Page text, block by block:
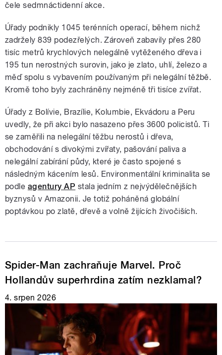
čele sedmnáctidenní akce.
Úřady podnikly 1045 terénních operací, během nichž
zadržely 839 podezřelých. Zároveň zabavily přes 280
tisíc metrů krychlových nelegálně vytěženého dřeva i
195 tun nerostných surovin, jako je zlato, uhlí, železo a
měď spolu s vybavením používaným při nelegální těžbě.
Kromě toho byly zachráněny nejméně tři tisíce zvířat.
Úřady z Bolívie, Brazílie, Kolumbie, Ekvádoru a Peru
uvedly, že při akci bylo nasazeno přes 3600 policistů. Ti
se zaměřili na nelegální těžbu nerostů i dřeva,
obchodování s divokými zvířaty, pašování paliva a
nelegální zabírání půdy, které je často spojené s
následným kácením lesů. Environmentální kriminalita se
podle agentury AP stala jedním z nejvýdělečnějších
byznysů v Amazonii. Je totiž poháněná globální
poptávkou po zlatě, dřevě a volně žijících živočiších.
Spider-Man zachraňuje Marvel. Proč
Hollandův superhrdina zatím nezklamal?
4. srpen 2026